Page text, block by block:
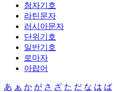
첨자기호
라틴문자
러시아문자
단위기호
일반기호
로마자
아랍어
あ ぁ か が さ ざ た だ な は ば